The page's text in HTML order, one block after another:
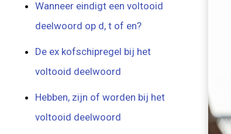
Wanneer eindigt een voltooid
deelwoord op d, t of en?
De ex kofschipregel bij het
voltooid deelwoord
Hebben, zijn of worden bij het
voltooid deelwoord